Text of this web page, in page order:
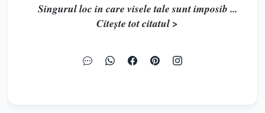
Singurul loc in care visele tale sunt imposib ...
Citește tot citatul >